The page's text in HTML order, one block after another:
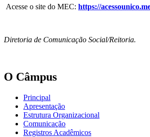
Acesse o site do MEC: https://
Diretoria de Comunicação Social/Reitoria.
O Câmpus
Principal
Apresentação
Estrutura Organizacional
Comunicação
Registros Acadêmicos